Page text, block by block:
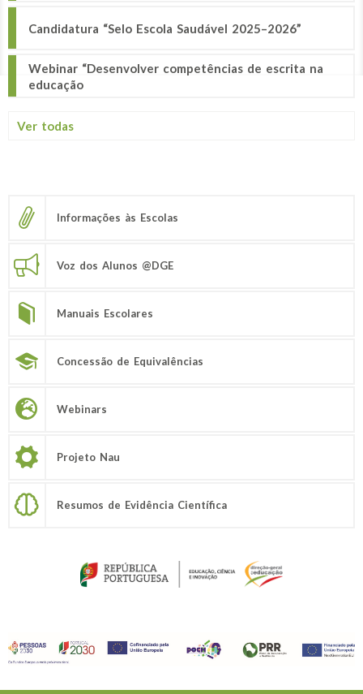
Candidatura “Selo Escola Saudável 2025–2026”
Webinar “Desenvolver competências de escrita na
educação
Ver todas
Informações às Escolas
Voz dos Alunos @DGE
Manuais Escolares
Concessão de Equivalências
Webinars
Projeto Nau
Resumos de Evidência Científica